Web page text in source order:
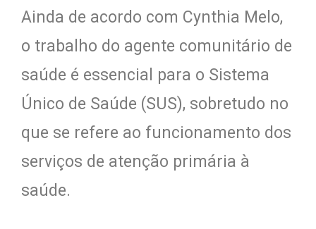
Ainda de acordo com Cynthia Melo,
o trabalho do agente comunitário de
saúde é essencial para o Sistema
Único de Saúde (SUS), sobretudo no
que se refere ao funcionamento dos
serviços de atenção primária à
saúde.